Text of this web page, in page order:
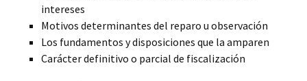
intereses
Motivos determinantes del reparo u observación
Los fundamentos y disposiciones que la amparen
Carácter definitivo o parcial de fiscalización